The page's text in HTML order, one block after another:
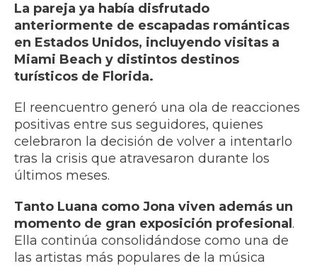
La pareja ya había disfrutado
anteriormente de escapadas románticas
en Estados Unidos, incluyendo visitas a
Miami Beach y distintos destinos
turísticos de Florida.
El reencuentro generó una ola de reacciones
positivas entre sus seguidores, quienes
celebraron la decisión de volver a intentarlo
tras la crisis que atravesaron durante los
últimos meses.
Tanto Luana como Jona viven además un
momento de gran exposición profesional.
Ella continúa consolidándose como una de
las artistas más populares de la música